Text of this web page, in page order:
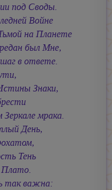
под Своды.
Войне
на Планете
был Мне,
в ответе.
Знаки,
мрака.
День,
Тень
Плато.
так важна: